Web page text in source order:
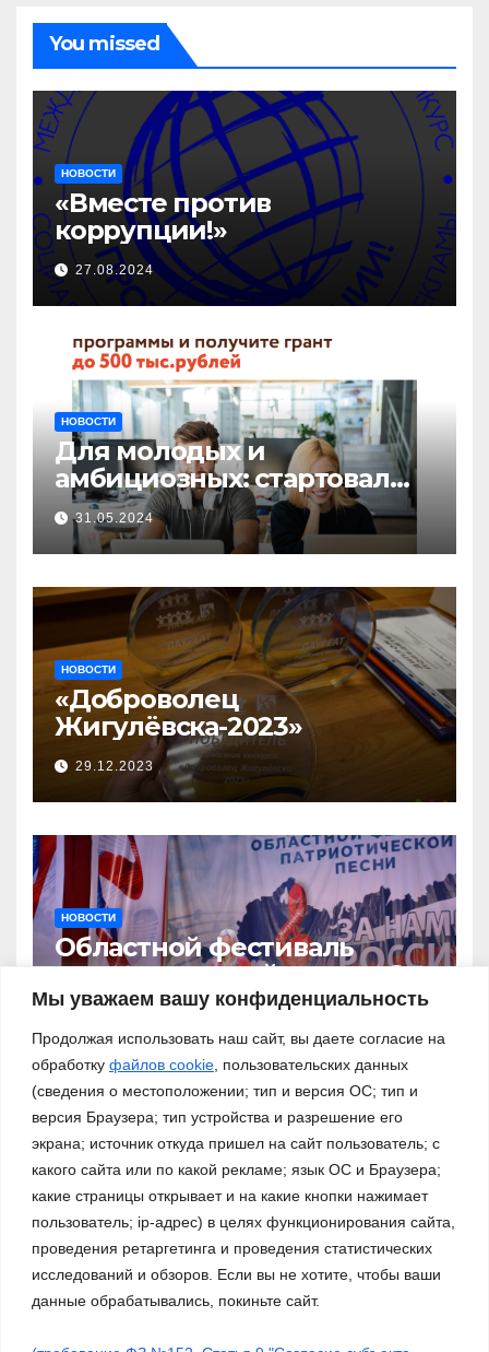
Мы уважаем вашу конфиденциальность
Продолжая использовать наш сайт, вы даете согласие на
обработку файлов cookie , пользовательских данных
(сведения о местоположении; тип и версия ОС; тип и
версия Браузера; тип устройства и разрешение его
экрана; источник откуда пришел на сайт пользователь; с
какого сайта или по какой рекламе; язык ОС и Браузера;
какие страницы открывает и на какие кнопки нажимает
пользователь; ip-адрес) в целях функционирования сайта,
проведения ретаргетинга и проведения статистических
исследований и обзоров. Если вы не хотите, чтобы ваши
данные обрабатывались, покиньте сайт.
You missed
НОВОСТИ
«Вместе против
коррупции!»
27.08.2024
НОВОСТИ
Для молодых и
амбициозных: стартовал
прием заявок на участие в
бизнес-акселераторе «Ты
предприниматель»
31.05.2024
НОВОСТИ
«Доброволец
Жигулёвска-2023»
29.12.2023
НОВОСТИ
Областной фестиваль
патриотической песни «За
нами – Россия!»